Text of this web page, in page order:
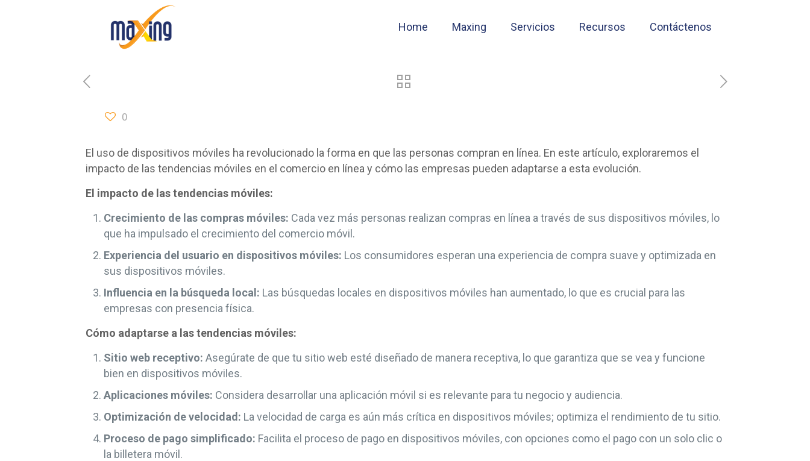
Home Maxing Servicios Recursos Contáctenos
0
El uso de dispositivos móviles ha revolucionado la forma en que las personas compran en línea. En este artículo, exploraremos el
impacto de las tendencias móviles en el comercio en línea y cómo las empresas pueden adaptarse a esta evolución.
El impacto de las tendencias móviles:
Crecimiento de las compras móviles: Cada vez más personas realizan compras en línea a través de sus dispositivos móviles, lo
que ha impulsado el crecimiento del comercio móvil.
Experiencia del usuario en dispositivos móviles: Los consumidores esperan una experiencia de compra suave y optimizada en
sus dispositivos móviles.
Influencia en la búsqueda local: Las búsquedas locales en dispositivos móviles han aumentado, lo que es crucial para las
empresas con presencia física.
Cómo adaptarse a las tendencias móviles:
Sitio web receptivo: Asegúrate de que tu sitio web esté diseñado de manera receptiva, lo que garantiza que se vea y funcione
bien en dispositivos móviles.
Aplicaciones móviles: Considera desarrollar una aplicación móvil si es relevante para tu negocio y audiencia.
Optimización de velocidad: La velocidad de carga es aún más crítica en dispositivos móviles; optimiza el rendimiento de tu sitio.
Proceso de pago simplificado: Facilita el proceso de pago en dispositivos móviles, con opciones como el pago con un solo clic o
la billetera móvil.